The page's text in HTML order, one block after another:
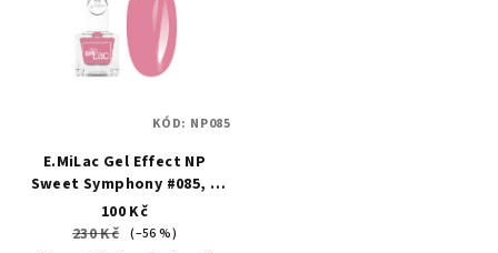
E.MiLac Gel Effect NP
Sweet Symphony #085, 9
ml. - Klasický lak s gelovým
efektem
100 Kč
230 Kč (–56 %)
KÓD: NP085